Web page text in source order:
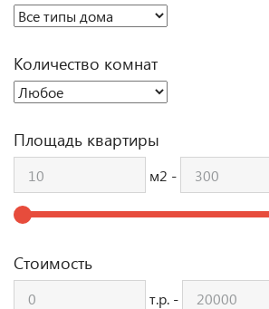
Количество комнат
Площадь квартиры
м2 -
Стоимость
т.р. -